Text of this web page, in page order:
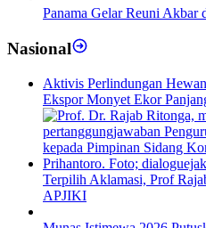
Panama Gelar Reuni Akbar
Nasional
Aktivis Perlindungan
Ekspor Monyet Ekor
Terpilih Aklamasi, Prof
APJIKI